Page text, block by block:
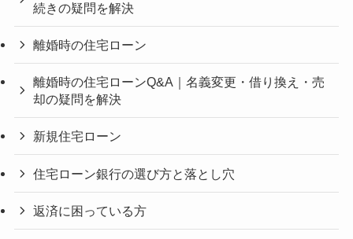
続きの疑問を解決
離婚時の住宅ローン
離婚時の住宅ローンQ&A｜名義変更・借り換え・売
却の疑問を解決
新規住宅ローン
住宅ローン銀行の選び方と落とし穴
返済に困っている方